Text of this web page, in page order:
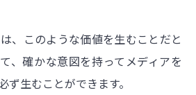
、このような価値を生むことだと
、確かな意図を持ってメディアを
ず生むことができます。